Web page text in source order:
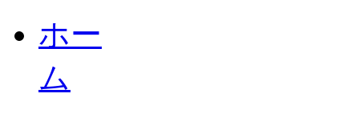
ホー
ム